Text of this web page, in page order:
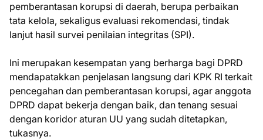
pemberantasan korupsi di daerah, berupa perbaikan
tata kelola, sekaligus evaluasi rekomendasi, tindak
lanjut hasil survei penilaian integritas (SPI).
Ini merupakan kesempatan yang berharga bagi DPRD
mendapatakkan penjelasan langsung dari KPK RI terkait
pencegahan dan pemberantasan korupsi, agar anggota
DPRD dapat bekerja dengan baik, dan tenang sesuai
dengan koridor aturan UU yang sudah ditetapkan,
tukasnya.